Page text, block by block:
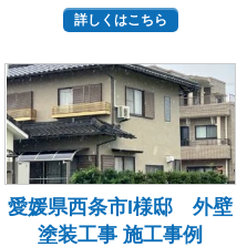
詳しくはこちら
愛媛県西条市I様邸 外壁
塗装工事 施工事例